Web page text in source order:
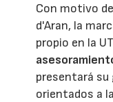
Con motivo
d'Aran, la
propio en la
presentará su
orientados a